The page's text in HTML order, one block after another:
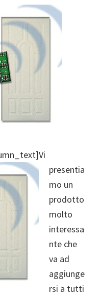
Vi
presentia
mo un
prodotto
molto
interessa
nte che
va ad
aggiunge
rsi a tutti